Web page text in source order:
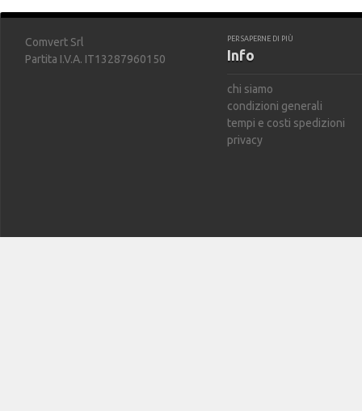
Comvert Srl
Partita I.V.A. IT13287960150
PER SAPERNE DI PIÙ
Info
chi siamo
condizioni generali
tempi e costi spedizioni
privacy